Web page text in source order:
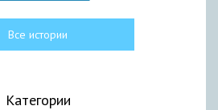
Все истории
Категории